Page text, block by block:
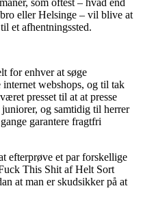
eller Helsinge – vil blive at
et afhentningssted.
for enhver at søge
webshops, og til tak
presset til at at presse
og samtidig til herrer
garantere fragtfri
efterprøve et par forskellige
This Shit af Helt Sort
at man er skudsikker på at